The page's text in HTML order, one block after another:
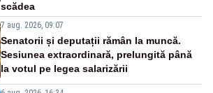
scădea
7 aug. 2026, 09:07
Senatorii și deputații rămân la muncă.
Sesiunea extraordinară, prelungită până
la votul pe legea salarizării